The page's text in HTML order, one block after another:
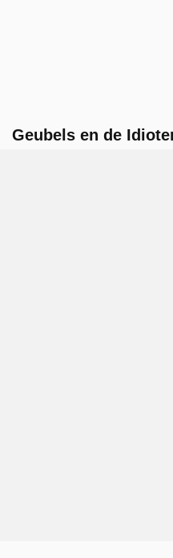
Geubels en de